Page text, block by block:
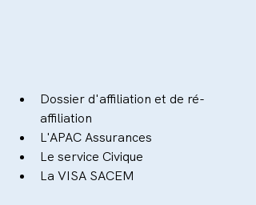
Dossier d'affiliation et de ré-
affiliation
L'APAC Assurances
Le service Civique
La VISA SACEM